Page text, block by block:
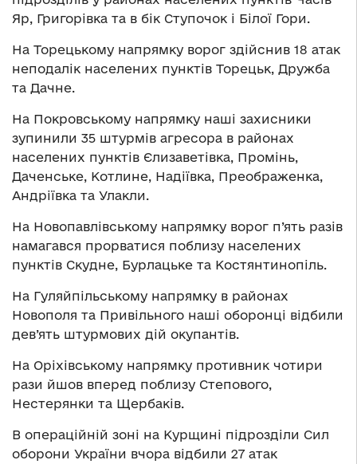
Яр, Григорівка та в бік Ступочок і Білої Гори.
На Торецькому напрямку ворог здійснив 18 атак
неподалік населених пунктів Торецьк, Дружба
та Дачне.
На Покровському напрямку наші захисники
зупинили 35 штурмів агресора в районах
населених пунктів Єлизаветівка, Промінь,
Даченське, Котлине, Надіївка, Преображенка,
Андріївка та Улакли.
На Новопавлівському напрямку ворог п’ять разів
намагався прорватися поблизу населених
пунктів Скудне, Бурлацьке та Костянтинопіль.
На Гуляйпільському напрямку в районах
Новополя та Привільного наші оборонці відбили
дев’ять штурмових дій окупантів.
На Оріхівському напрямку противник чотири
рази йшов вперед поблизу Степового,
Нестерянки та Щербаків.
В операційній зоні на Курщині підрозділи Сил
оборони України вчора відбили 27 атак